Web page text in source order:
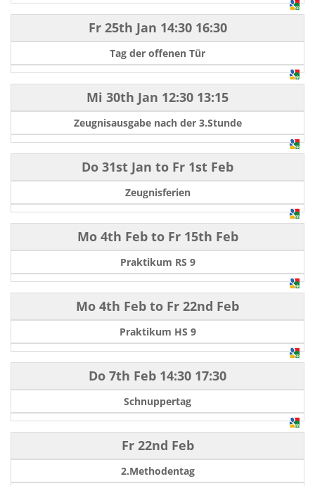
Fr 25th Jan 14:30 16:30
Tag der offenen Tür
Mi 30th Jan 12:30 13:15
Zeugnisausgabe nach der 3.Stunde
Do 31st Jan to Fr 1st Feb
Zeugnisferien
Mo 4th Febto Fr 15th Feb
Praktikum RS 9
Mo 4th Feb to Fr 22nd Feb
Praktikum HS 9
Do 7th Feb 14:30 17:30
Schnuppertag
Fr 22nd Feb
2.Methodentag